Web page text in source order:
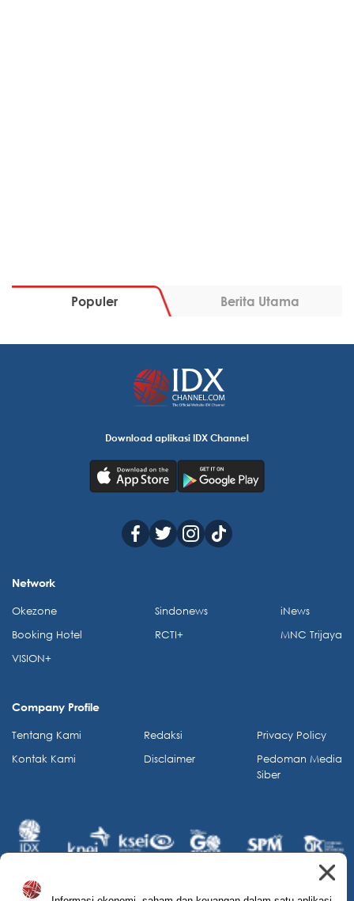
Populer Berita Utama
Download aplikasi IDX Channel
Network
Okezone
Booking Hotel
VISION+
Sindonews
RCTI+
iNews
MNC Trijaya
Company Profile
Tentang Kami
Kontak Kami
Redaksi
Disclaimer
Privacy Policy
Pedoman Media
Siber